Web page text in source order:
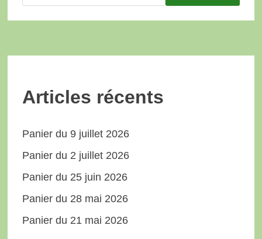
Articles récents
Panier du 9 juillet 2026
Panier du 2 juillet 2026
Panier du 25 juin 2026
Panier du 28 mai 2026
Panier du 21 mai 2026